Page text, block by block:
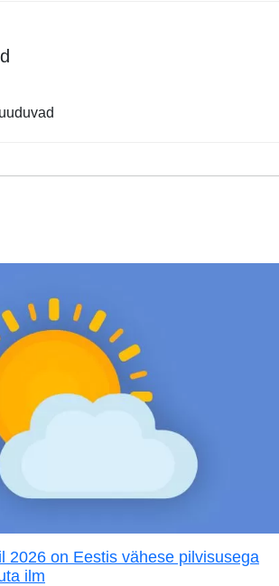
2026 on Eestis vähese pilvisusega
ilm